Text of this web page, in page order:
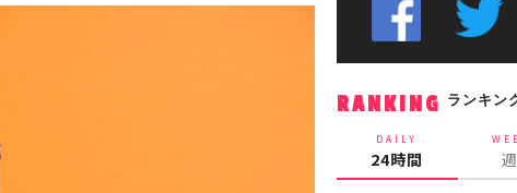
RANKING ランキン
DAILY
24時間